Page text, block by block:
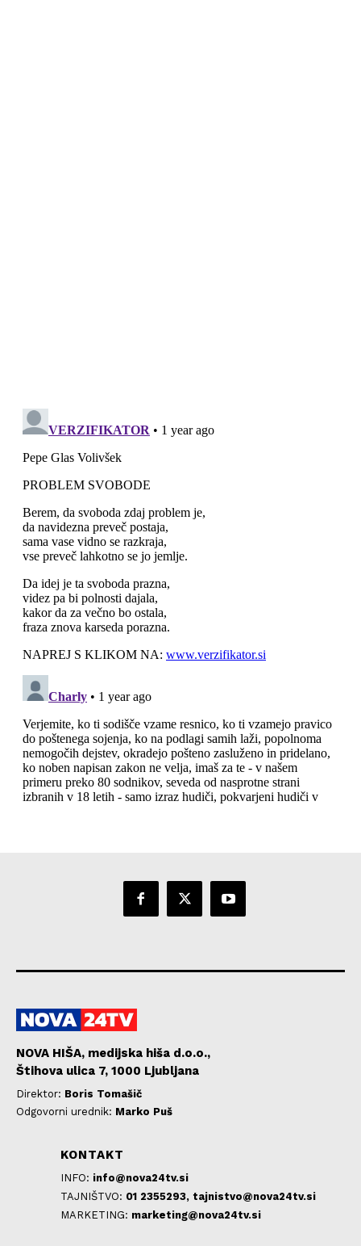
NOVA HIŠA, medijska hiša d.o.o.,
Štihova ulica 7, 1000 Ljubljana
Direktor: Boris Tomašič
Odgovorni urednik: Marko Puš
KONTAKT
INFO: info@nova24tv.si
TAJNIŠTVO: 01 2355293, tajnistvo@nova24tv.si
MARKETING: marketing@nova24tv.si